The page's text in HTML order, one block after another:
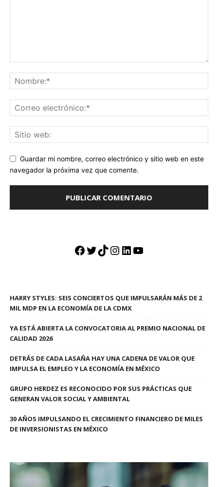
Guardar mi nombre, correo electrónico y sitio web en este
navegador la próxima vez que comente.
Facebook
Twitter
TikTok
Instagram
LinkedIn
YouTube
HARRY STYLES: SEIS CONCIERTOS QUE IMPULSARÁN MÁS DE 2
MIL MDP EN LA ECONOMÍA DE LA CDMX
YA ESTÁ ABIERTA LA CONVOCATORIA AL PREMIO NACIONAL DE
CALIDAD 2026
DETRÁS DE CADA LASAÑA HAY UNA CADENA DE VALOR QUE
IMPULSA EL EMPLEO Y LA ECONOMÍA EN MÉXICO
GRUPO HERDEZ ES RECONOCIDO POR SUS PRÁCTICAS QUE
GENERAN VALOR SOCIAL Y AMBIENTAL
30 AÑOS IMPULSANDO EL CRECIMIENTO FINANCIERO DE MILES
DE INVERSIONISTAS EN MÉXICO